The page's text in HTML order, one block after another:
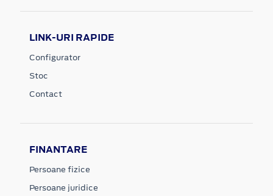
LINK-URI RAPIDE
Configurator
Stoc
Contact
FINANTARE
Persoane fizice
Persoane juridice